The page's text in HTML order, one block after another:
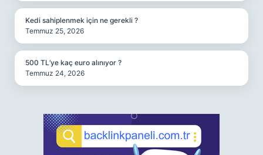
Kedi sahiplenmek için ne gerekli ?
Temmuz 25, 2026
500 TL’ye kaç euro alınıyor ?
Temmuz 24, 2026